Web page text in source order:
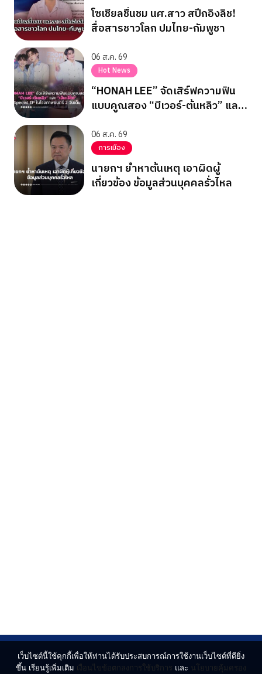
โซเชียลชื่นชม นศ.สาว สปีกอิงลิช!
สื่อสารชาวโลก ปมไทย-กัมพูชา
06 ส.ค. 69
Hot News
“HONAH LEE” จัดเสิร์ฟความฟิน
แบบคูณสอง “บีเวอร์-ต้นหลิว” และ
ภาพยนตร์ 2 วันเต็ม
06 ส.ค. 69
การเมือง
นายกฯ ย้ำหาต้นเหตุ เอาผิดผู้
เกี่ยวข้อง ข้อมูลส่วนบุคคลรั่วไหล
เว็บไซต์นี้ใช้คุกกี้เพื่อให้ท่านได้รับประสบการณ์การใช้งานเว็บไซต์ที่ดียิ่ง
ขึ้น เรียนรู้เพิ่มเติม เงื่อนไขข้อตกลงการใช้บริการ และ นโยบายคุ้มครอง